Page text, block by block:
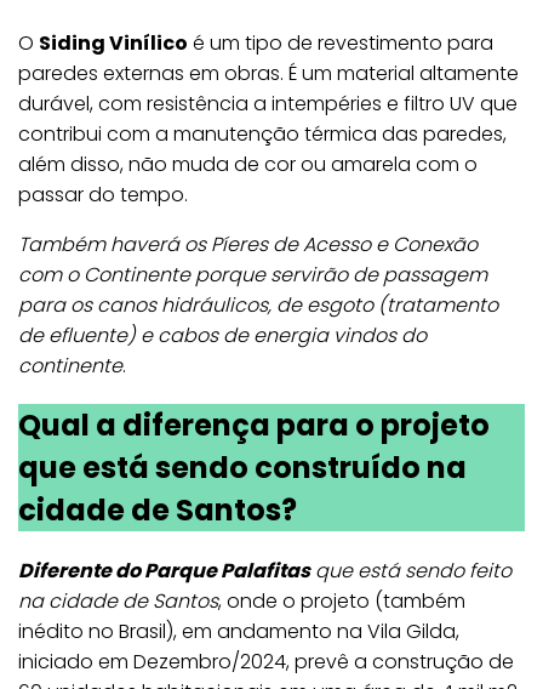
O Siding Vinílico é um tipo de revestimento para
paredes externas em obras. É um material altamente
durável, com resistência a intempéries e filtro UV que
contribui com a manutenção térmica das paredes,
além disso, não muda de cor ou amarela com o
passar do tempo.
Também haverá os Píeres de Acesso e Conexão
com o Continente porque servirão de passagem
para os canos hidráulicos, de esgoto (tratamento
de efluente) e cabos de energia vindos do
continente.
Qual a diferença para o projeto
que está sendo construído na
cidade de Santos?
Diferente do Parque Palafitasque está sendo feito
na cidade de Santos, onde o projeto (também
inédito no Brasil), em andamento na Vila Gilda,
iniciado em Dezembro/2024, prevê a construção de